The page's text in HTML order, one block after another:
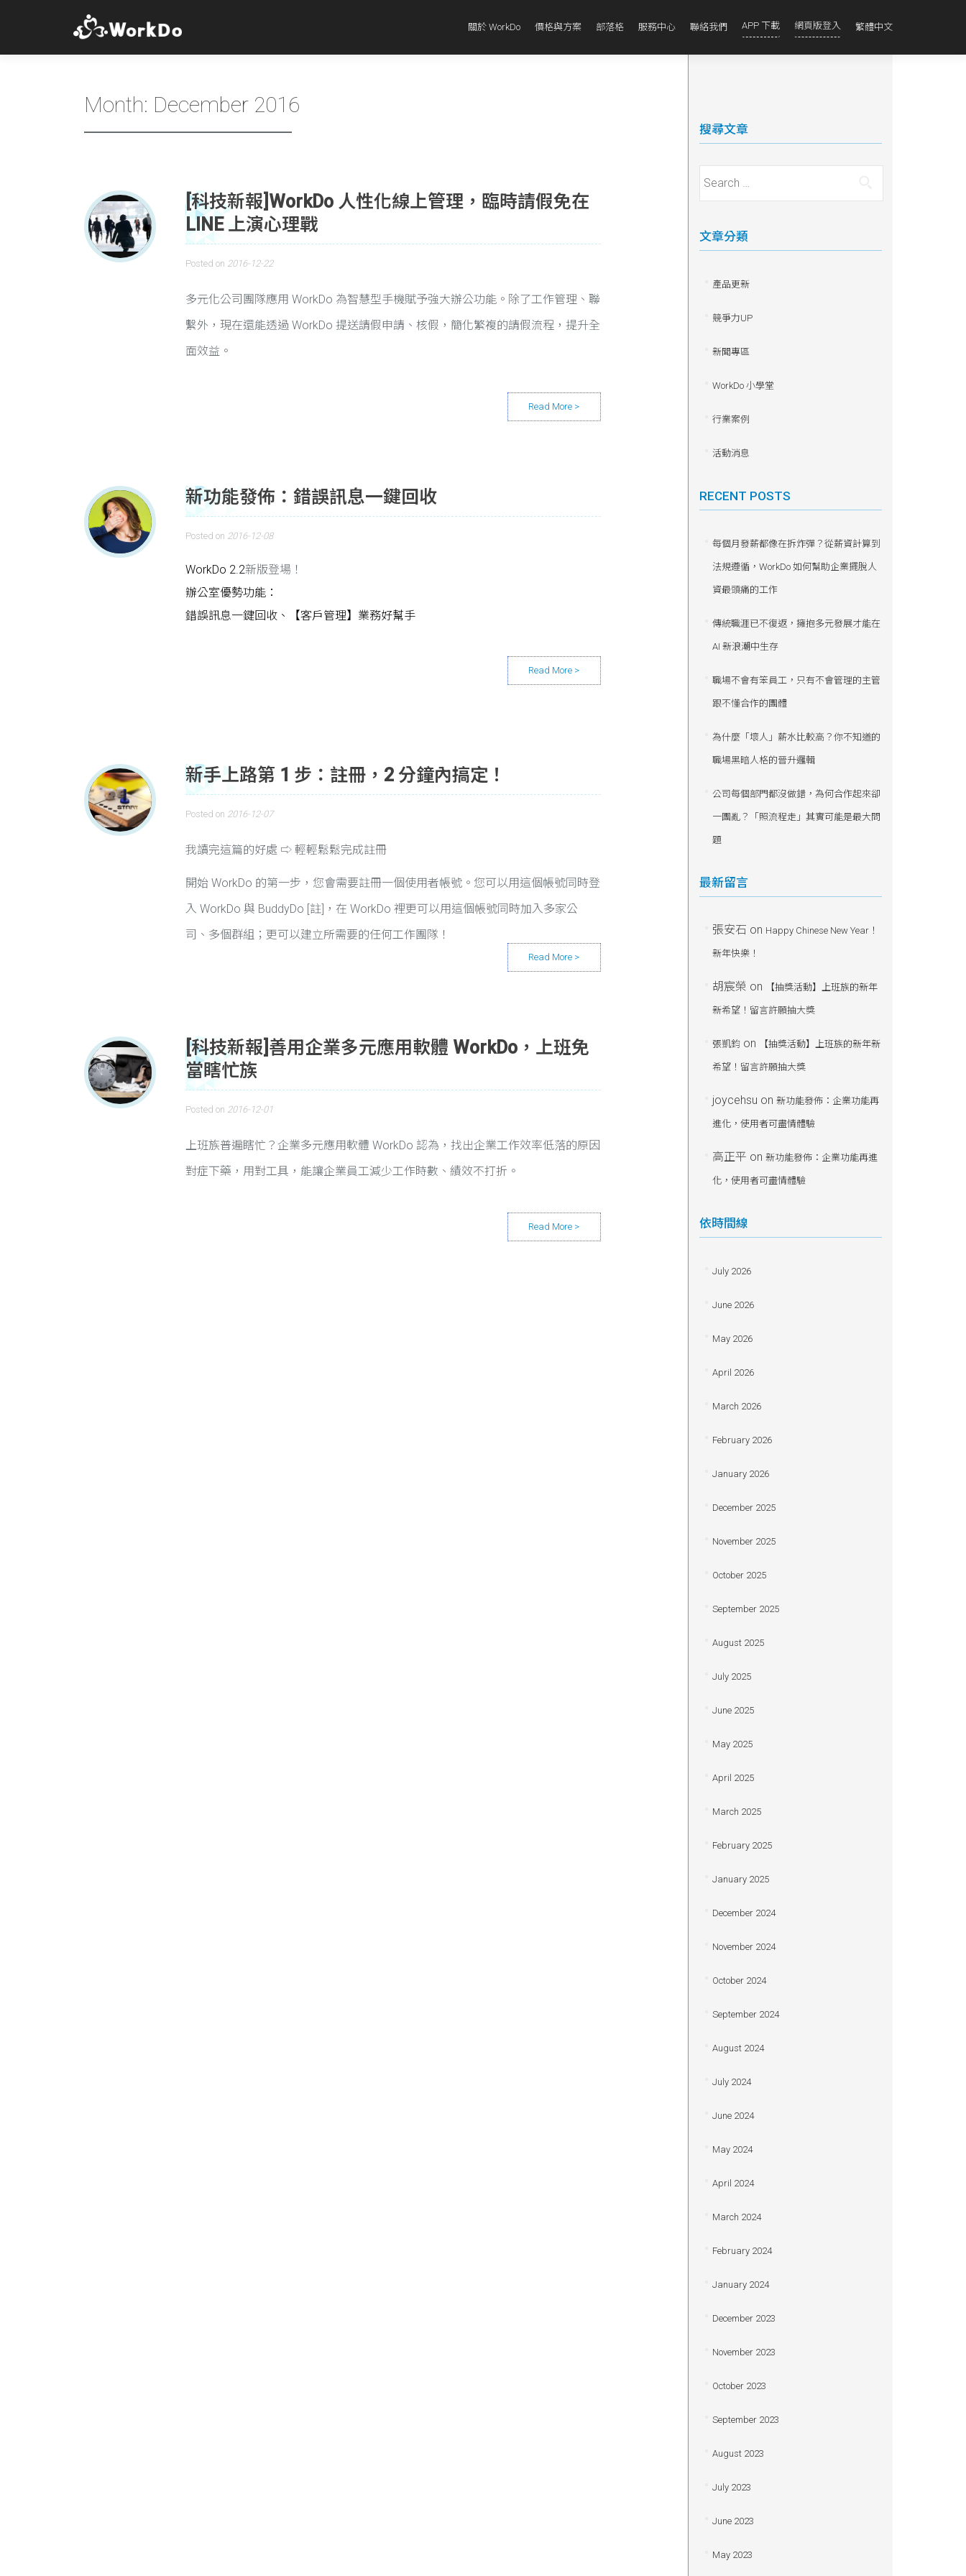
關於 WorkDo 價格與方案 部落格 服務中心 聯絡我們 APP 下載 網頁版登入 繁體中文
Month: December 2016
[科技新報]WorkDo 人性化線上管理，臨時請假免在
LINE 上演心理戰
Posted on 2016-12-22
多元化公司團隊應用 WorkDo 為智慧型手機賦予強大辦公功能。除了工作管理、聯
繫外，現在還能透過 WorkDo 提送請假申請、核假，簡化繁複的請假流程，提升全
面效益。
新功能發佈：錯誤訊息一鍵回收
Posted on 2016-12-08
WorkDo 2.2新版登場！
辦公室優勢功能：
錯誤訊息一鍵回收、【客戶管理】業務好幫手
新手上路第 1 步：註冊，2 分鐘內搞定！
Posted on 2016-12-07
我讀完這篇的好處 ⇨ 輕輕鬆鬆完成註冊
開始 WorkDo 的第一步，您會需要註冊一個使用者帳號。您可以用這個帳號同時登
入 WorkDo 與 BuddyDo [註]，在 WorkDo 裡更可以用這個帳號同時加入多家公
司、多個群組；更可以建立所需要的任何工作團隊！
[科技新報]善用企業多元應用軟體 WorkDo，上班免
當瞎忙族
Posted on 2016-12-01
上班族普遍瞎忙？企業多元應用軟體 WorkDo 認為，找出企業工作效率低落的原因
對症下藥，用對工具，能讓企業員工減少工作時數、績效不打折。
搜尋文章
Search for:
文章分類
產品更新
競爭力UP
新聞專區
WorkDo 小學堂
行業案例
活動消息
RECENT POSTS
每個月發薪都像在拆炸彈？從薪資計算到
法規遵循，WorkDo 如何幫助企業擺脫人
資最頭痛的工作
傳統職涯已不復返，擁抱多元發展才能在
AI 新浪潮中生存
職場不會有笨員工，只有不會管理的主管
跟不懂合作的團體
為什麼「壞人」薪水比較高？你不知道的
職場黑暗人格的晉升邏輯
公司每個部門都沒做錯，為何合作起來卻
一團亂？「照流程走」其實可能是最大問
題
最新留言
張安石 on Happy Chinese New Year！
新年快樂！
胡宸榮 on 【抽獎活動】上班族的新年
新希望！留言許願抽大獎
張凱鈞on 【抽獎活動】上班族的新年新
希望！留言許願抽大獎
joycehsu on 新功能發佈：企業功能再
進化，使用者可盡情體驗
高正平 on 新功能發佈：企業功能再進
化，使用者可盡情體驗
依時間線
July 2026
June 2026
May 2026
April 2026
March 2026
February 2026
January 2026
December 2025
November 2025
October 2025
September 2025
August 2025
July 2025
June 2025
May 2025
April 2025
March 2025
February 2025
January 2025
December 2024
November 2024
October 2024
September 2024
August 2024
July 2024
June 2024
May 2024
April 2024
March 2024
February 2024
January 2024
December 2023
November 2023
October 2023
September 2023
August 2023
July 2023
June 2023
May 2023